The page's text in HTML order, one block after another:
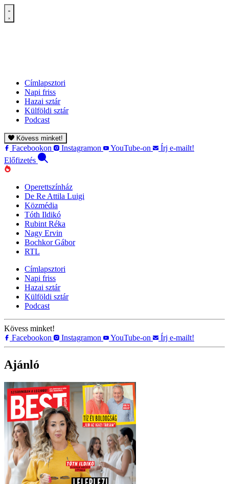
Címlapsztori
Napi friss
Hazai sztár
Külföldi sztár
Podcast
Kövess minket!
Facebookon Instagramon YouTube-on
Írj e-mailt!
Előfizetés
Operettszínház
De Re Attila Luigi
Közmédia
Tóth Ildikó
Rubint Réka
Nagy Ervin
Bochkor Gábor
RTL
Címlapsztori
Napi friss
Hazai sztár
Külföldi sztár
Podcast
Kövess minket!
Facebookon
Instagramon YouTube-on Írj e-mailt!
Ajánló